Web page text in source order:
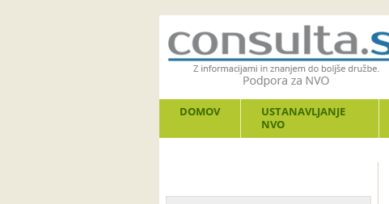
DOMOV
USTANAVLJANJE
NVO